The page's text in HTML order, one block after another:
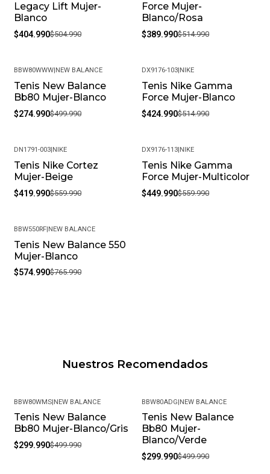
productos químicos fuertes. Almacénalos en un lugar
fresco y seco cuando no los estés usando.
• Peso del Producto: Ligero, ideal para uso diario.
Legacy Lift Mujer-
Blanco
$404.990$504.990
Force Mujer-
Blanco/Rosa
$389.990$514.990
-45%
BBW80WWW| NEW BALANCE
Tenis New Balance
Bb80 Mujer-Blanco
$274.990$499.990
-17%
DX9176-103 NIKE
Tenis Nike Gamma
Force Mujer-Blanco
$424.990$514.990
-25%
DN1791-003| NIKE
Tenis Nike Cortez
Mujer-Beige
$419.990$559.990
-20%
DX9176-113 NIKE
Tenis Nike Gamma
Force Mujer-Multicolor
$449.990$559.990
-25%
BBW550RF| NEW BALANCE
Tenis New Balance 550
Mujer-Blanco
$574.990$765.990
Nuestros Recomendados
-40%
BBW80WMS|NEW BALANCE
Tenis New Balance
Bb80 Mujer-Blanco/Gris
$299.990$499.990
-40%
BBW80ADG|NEW BALANCE
Tenis New Balance
Bb80 Mujer-
Blanco/Verde
$299.990$499.990